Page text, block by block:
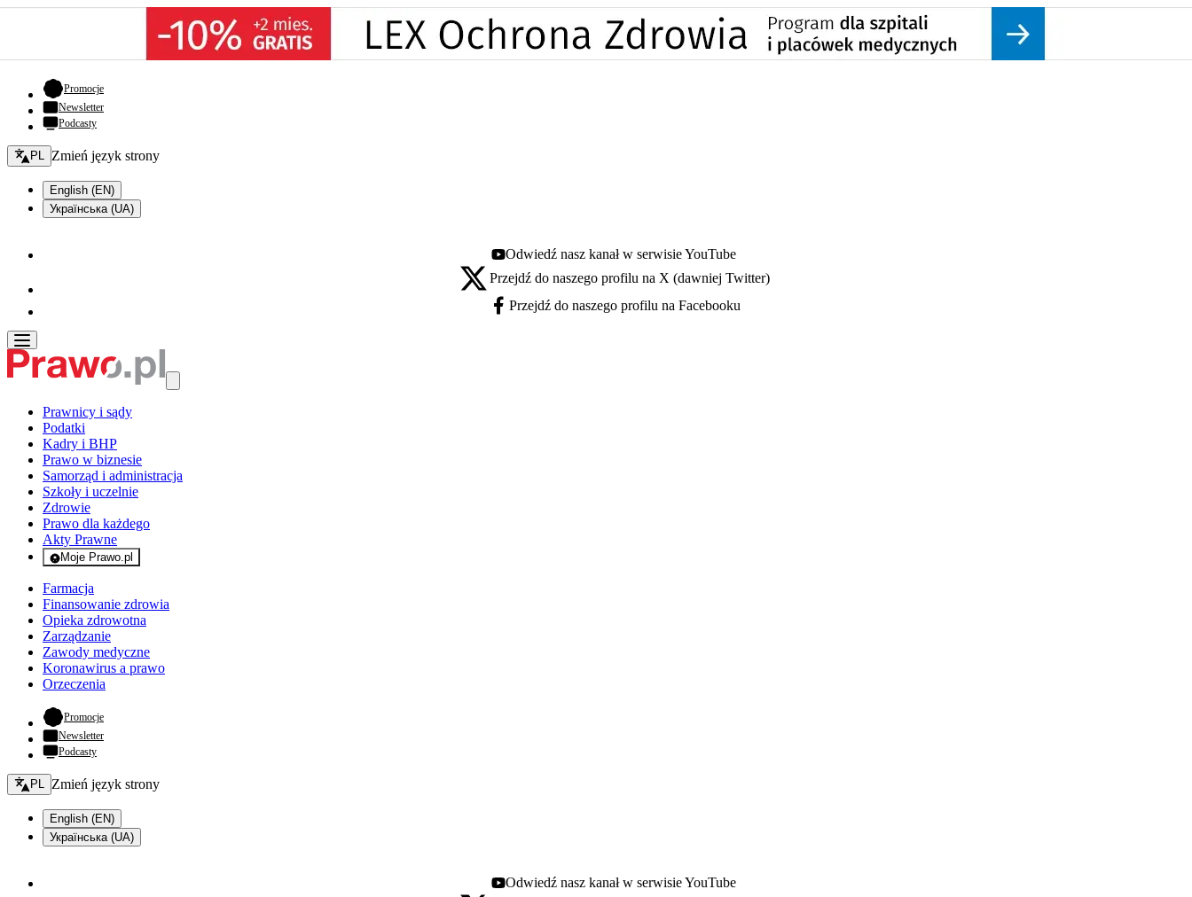
Promocje- otwiera się w nowej karcie
Newsletter
Podcasty
Zmień język - bieżący:
PL Zmień język strony
English (EN)
Українська (UA)
Youtube - otwiera się w nowej karcie
Odwiedź nasz kanał w serwisie YouTube
X - otwiera się w nowej karcie
Przejdź do naszego profilu na X (dawniej Twitter)
Facebook - otwiera się w nowej karcie
Przejdź do naszego profilu na Facebooku
Prawnicy i sądy
Podatki
Kadry i BHP
Prawo w biznesie
Samorząd i administracja
Szkoły i uczelnie
Zdrowie
Prawo dla każdego
Akty Prawne
Moje Prawo.pl
- rejestracja i logowanie do serwisu
Farmacja
Finansowanie zdrowia
Opieka zdrowotna
Zarządzanie
Zawody medyczne
Koronawirus a prawo
Orzeczenia
Promocje- otwiera się w nowej karcie
Newsletter
Podcasty
Zmień język - bieżący:
PL Zmień język strony
English (EN)
Українська (UA)
Youtube - otwiera się w nowej karcie
Odwiedź nasz kanał w serwisie YouTube